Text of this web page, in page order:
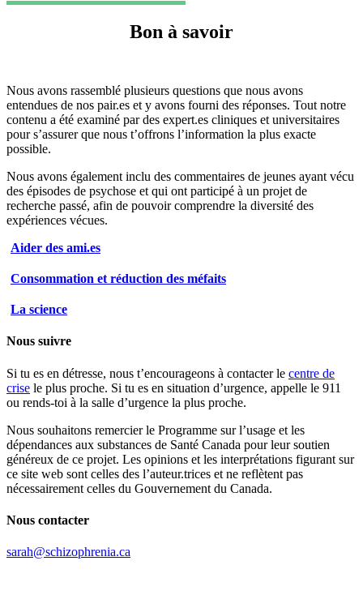
Bon à savoir
Nous avons rassemblé plusieurs questions que nous avons
entendues de nos pair.es et y avons fourni des réponses. Tout notre
contenu a été examiné par des expert.es cliniques et universitaires
pour s’assurer que nous t’offrons l’information la plus exacte
possible.
Nous avons également inclu des commentaires de jeunes ayant vécu
des épisodes de psychose et qui ont participé à un projet de
recherche passé, afin de pouvoir comprendre la diversité des
expériences vécues.
Aider des ami.es
Consommation et réduction des méfaits
La science
Nous suivre
Si tu es en détresse, nous t’encourageons à contacter le centre de
crise le plus proche. Si tu es en situation d’urgence, appelle le 911
ou rends-toi à la salle d’urgence la plus proche.
Nous souhaitons remercier le Programme sur l’usage et les
dépendances aux substances de Santé Canada pour leur soutien
généreux de ce projet. Les opinions et les interprétations figurant sur
ce site web sont celles des l’auteur.trices et ne reflètent pas
nécessairement celles du Gouvernement du Canada.
Nous contacter
sarah@schizophrenia.ca